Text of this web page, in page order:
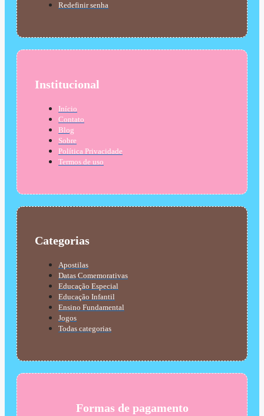
Redefinir senha
Institucional
Início
Contato
Blog
Sobre
Política Privacidade
Termos de uso
Categorias
Apostilas
Datas Comemorativas
Educação Especial
Educação Infantil
Ensino Fundamental
Jogos
Todas categorias
Formas de pagamento